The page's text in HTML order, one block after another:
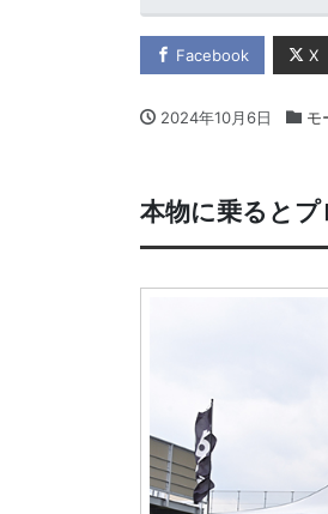
Facebook X
2024年10月6日 モ
本物に乗ると